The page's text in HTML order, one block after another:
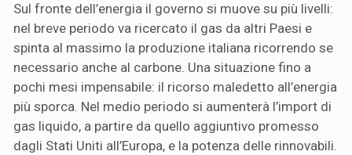
Sul fronte dell’energia il governo si muove su più livelli:
nel breve periodo va ricercato il gas da altri Paesi e
spinta al massimo la produzione italiana ricorrendo se
necessario anche al carbone. Una situazione fino a
pochi mesi impensabile: il ricorso maledetto all’energia
più sporca. Nel medio periodo si aumenterà l’import di
gas liquido, a partire da quello aggiuntivo promesso
dagli Stati Uniti all’Europa, e la potenza delle rinnovabili.